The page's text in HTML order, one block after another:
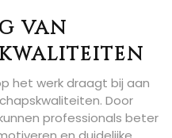
van
het werk draagt bij aan
Door
professionals beter